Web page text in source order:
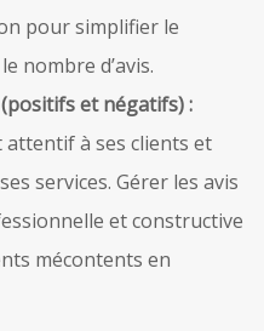
pour simplifier le
nombre d’avis.
et négatifs) :
à ses clients et
services. Gérer les avis
et constructive
mécontents en